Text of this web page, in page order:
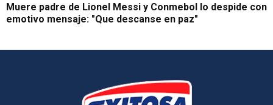
Muere padre de Lionel Messi y Conmebol lo despide con
emotivo mensaje: "Que descanse en paz"